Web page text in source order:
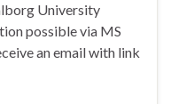
University
possible via MS
an email with link